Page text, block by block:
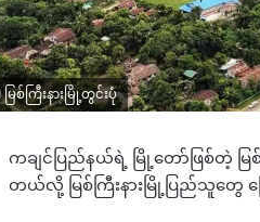
မြစ်ကြီးနားမြို့တွင်းပုံ
ကချင်ပြည်နယ်ရဲ့ မြို့တော်ဖြစ်တဲ့ မြ
တယ်လို့ မြစ်ကြီးနားမြို့ပြည်သူတွေ ပ